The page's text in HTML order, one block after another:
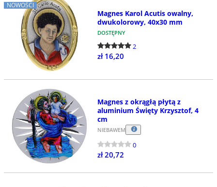
NOWOŚCI
Magnes Karol Acutis owalny,
dwukolorowy, 40x30 mm
DOSTĘPNY
2
zł 16,20
Magnes z okrągłą płytą z
aluminium Święty Krzysztof, 4
cm
NIEBAWEM
0
zł 20,72